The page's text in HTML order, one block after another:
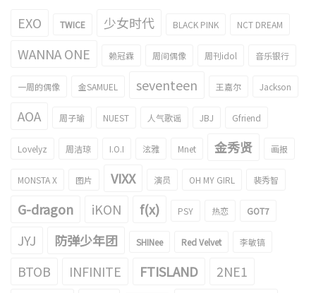
EXO TWICE 少女时代 BLACK PINK NCT DREAM
WANNA ONE 赖冠霖 周间偶像 周刊idol 音乐银行
一周的偶像 金SAMUEL seventeen 王嘉尔 Jackson
AOA 周子瑜 NUEST 人气歌谣 JBJ Gfriend
Lovelyz 周洁琼 I.O.I 泫雅 Mnet 金秀贤 画报
MONSTA X 图片 VIXX 演员 OH MY GIRL 裴秀智
G-dragon iKON f(x) PSY 热恋 GOT7
JYJ 防弹少年团 SHINee Red Velvet 李敏镐
BTOB INFINITE FTISLAND
2NE1